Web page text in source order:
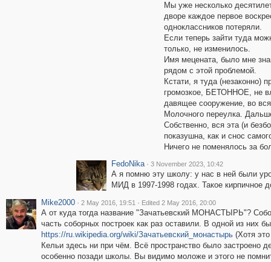
Мы уже несколько
дворе каждое первое
одноклассников потеряли.
Если теперь зайти туда
только, не изменилось.
Имя мецената, было мне
рядом с этой проблемой.
Кстати, я туда (незаконно)
громозкое, БЕТОННОЕ, не
давящее сооружение, во
Молочного переулка.
Собственно, вся эта (и
показушна, как и снос
Ничего не поменялось за
FedoNika · 3 November 2023, 10:42
А я помню эту школу: у нас в ней были
МИД в 1997-1998 годах. Такое кирпичное
Mike2000 · 2 May 2016, 19:51 · Edited 2 May 2016, 20:00
А от куда тогда название "Зачатьевский МОНАСТЫРЬ"?
часть соборных построек как раз оставили. В одной из них
https://ru.wikipedia.org/wiki/Зачатьевский_монастырь(Хотя
Кельи здесь ни при чём. Всё пространство было
особенно позади школы. Вы видимо моложе и этого не